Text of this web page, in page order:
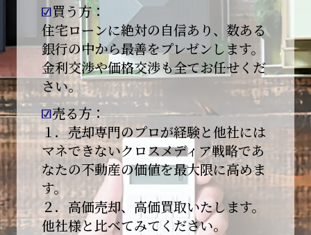
2026-01-09
【新年あけましておめでとうございます】
本日より始業いたしました。
昨年は多くのご縁とご支援をいただき、心より
感謝申し上げます。
本年も地域に根ざし、誠実な仕事を積み重ねて
参ります。
引き続きどうぞよろしくお願いいたします。
2025-12-20
【年末年始休業のお知らせ】
買う方：
住宅ローンに絶対の自信あり、数ある
銀行の中から最善をプレゼンします。
金利交渉や価格交渉も全てお任せくだ
さい。
売る方：
１．売却専門のプロが経験と他社には
マネできないクロスメディア戦略であ
なたの不動産の価値を最大限に高めま
す。
２．高価売却、高価買取いたします。
他社様と比べてみてください。